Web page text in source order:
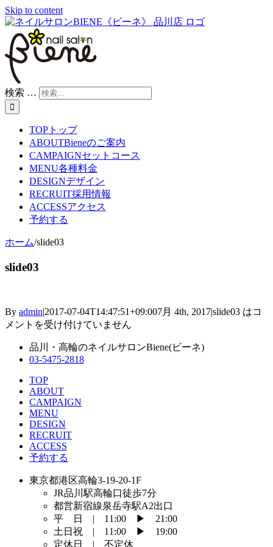
Skip to content
検索 …
TOP トップ
ABOUTBieneのご案内
CAMPAIGNセットコース
MENU各種料金
DESIGNデザイン
RECRUIT採用情報
ACCESSアクセス
予約する
ホーム/slide03
slide03
By admin|2017-07-04T14:47:51+09:007月 4th, 2017|slide03 はコ
メントを受け付けていません
品川・高輪のネイルサロンBiene(ビーネ)
03-5475-2818
TOP
ABOUT
CAMPAIGN
MENU
DESIGN
RECRUIT
ACCESS
予約する
東京都港区高輪3-19-20-1F
JR品川駅高輪口徒歩7分
都営新宿線泉岳寺駅A2出口
平 日 | 11:00 ▶︎ 21:00
土日祝 | 11:00 ▶︎ 19:00
定休日 | 不定休